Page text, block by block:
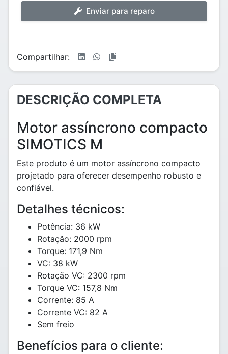
Enviar para reparo
Compartilhar:
DESCRIÇÃO COMPLETA
Motor assíncrono compacto
SIMOTICS M
Este produto é um motor assíncrono compacto
projetado para oferecer desempenho robusto e
confiável.
Detalhes técnicos:
Potência: 36 kW
Rotação: 2000 rpm
Torque: 171,9 Nm
VC: 38 kW
Rotação VC: 2300 rpm
Torque VC: 157,8 Nm
Corrente: 85 A
Corrente VC: 82 A
Sem freio
Benefícios para o cliente: